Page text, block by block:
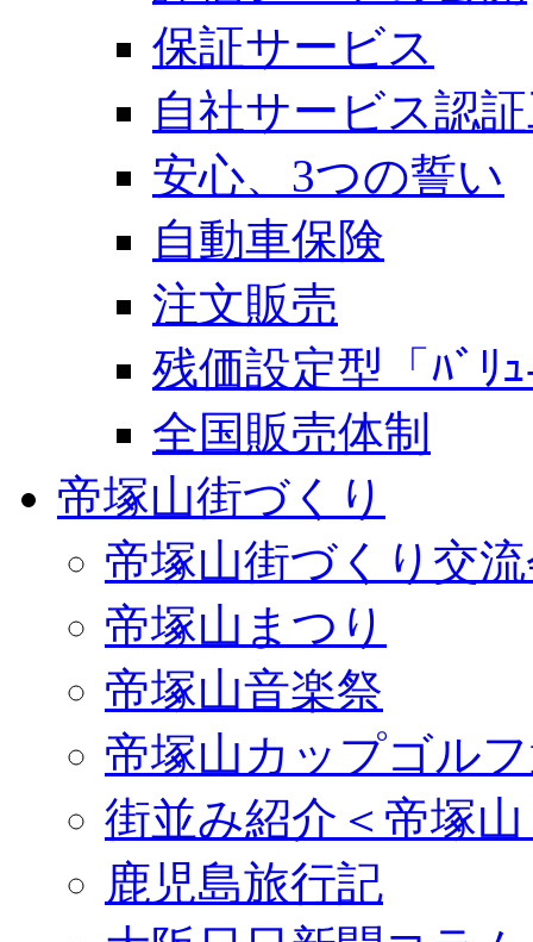
保証サービス
自社サービス認
安心、3つの誓い
自動車保険
注文販売
残価設定型「ﾊﾞﾘ
全国販売体制
帝塚山街づくり
帝塚山街づくり交
帝塚山まつり
帝塚山音楽祭
帝塚山カップゴル
街並み紹介＜帝塚
鹿児島旅行記